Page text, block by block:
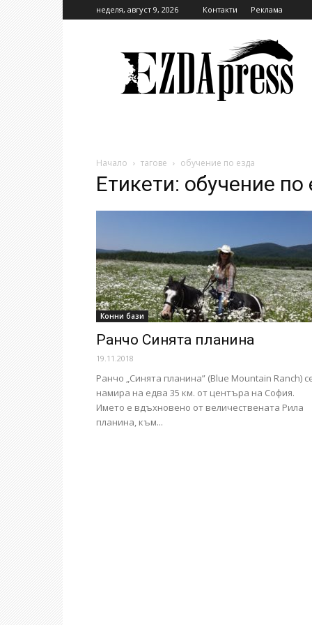
неделя, август 9, 2026 Контакти Реклама
Начало тагове обучение по езда
Етикети: обучение по
Конни бази
Ранчо Синята планина
19.11.2018
Ранчо „Синята планина” (Blue Mountain Ranch)
намира на едва 35 км. от центъра на София.
Името е вдъхновено от величествената Рила
планина, към...